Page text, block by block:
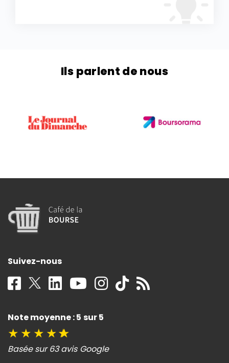
Ils parlent de nous
Suivez-nous
Note moyenne : 5 sur 5
★ ★ ★ ★★
Basée sur 63 avis Google